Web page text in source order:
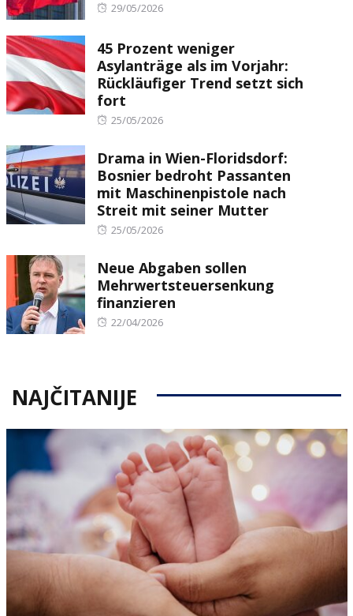
Posted
29/05/2026
45 Prozent weniger
Asylanträge als im Vorjahr:
Rückläufiger Trend setzt sich
fort
Posted
25/05/2026
Drama in Wien-Floridsdorf:
Bosnier bedroht Passanten
mit Maschinenpistole nach
Streit mit seiner Mutter
Posted
25/05/2026
Neue Abgaben sollen
Mehrwertsteuersenkung
finanzieren
Posted
22/04/2026
NAJČITANIJE